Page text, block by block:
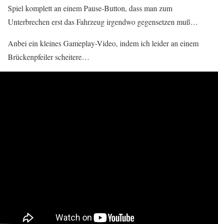
Spiel komplett an einem Pause-Button, dass man zum
Unterbrechen erst das Fahrzeug irgendwo gegensetzen muß…
Anbei ein kleines Gameplay-Video, indem ich leider an einem
Brückenpfeiler scheitere…